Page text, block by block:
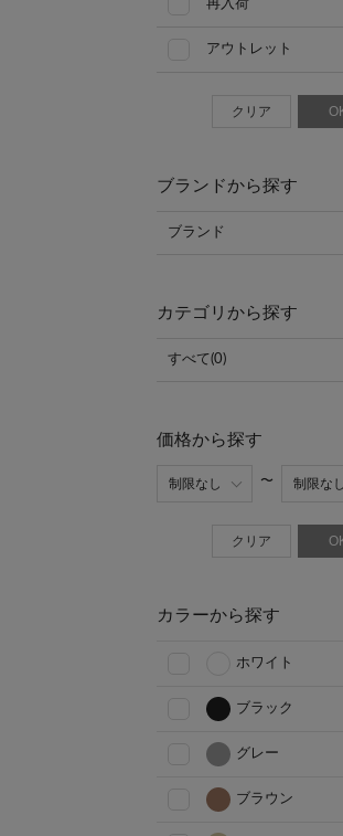
再入荷
アウトレット
クリア
ブランドから探す
ブランド
カテゴリから探す
すべて(0)
価格から探す
クリア
カラーから探す
ホワイト
ブラック
グレー
ブラウン